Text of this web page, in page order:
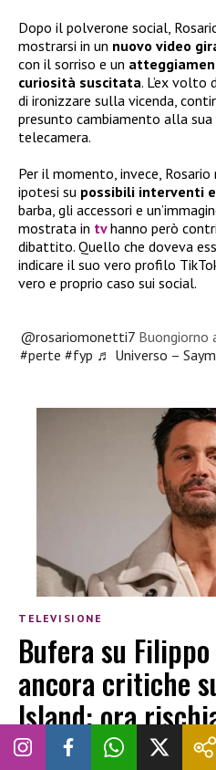
Dopo il polverone social,
mostrarsi in un nuovo video
con il sorriso e un
curiosità suscitata. L’ex volto
di ironizzare sulla vicenda,
presunto cambiamento alla
telecamera.
Per il momento, invece,
ipotesi su possibili interventi
barba, gli accessori e
mostrata in tvhanno però
dibattito. Quello che doveva
indicare il suo vero profilo
vero e proprio caso sui social.
@rosariomonetti7
#perte #fyp ♬ Universo –
TELEVISIONE
Bufera su
ancora critiche
Island: ora
LUCREZIA CIOTTI|30 LUGLIO 2026